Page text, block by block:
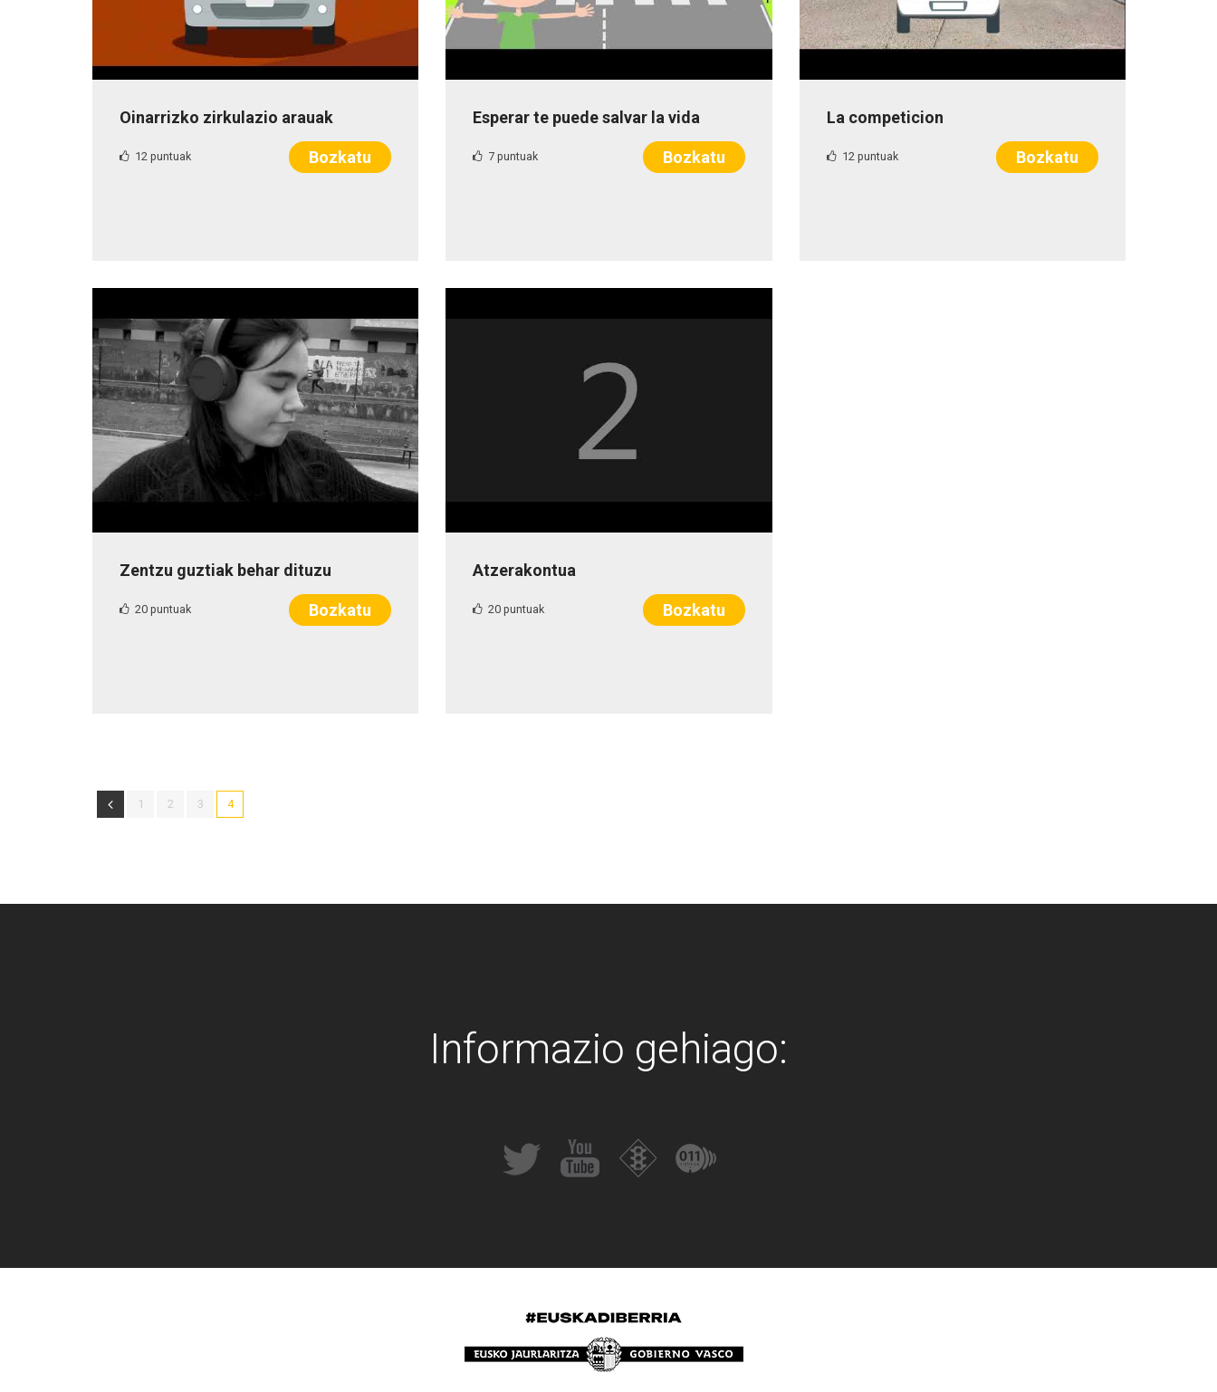
Oinarrizko zirkulazio arauak
12 puntuak Bozkatu
Esperar te puede salvar la vida
7 puntuak Bozkatu
La competicion
12 puntuak Bozkatu
Zentzu guztiak behar dituzu
20 puntuak Bozkatu
Atzerakontua
20 puntuak Bozkatu
1 2 3 4
Informazio gehiago: